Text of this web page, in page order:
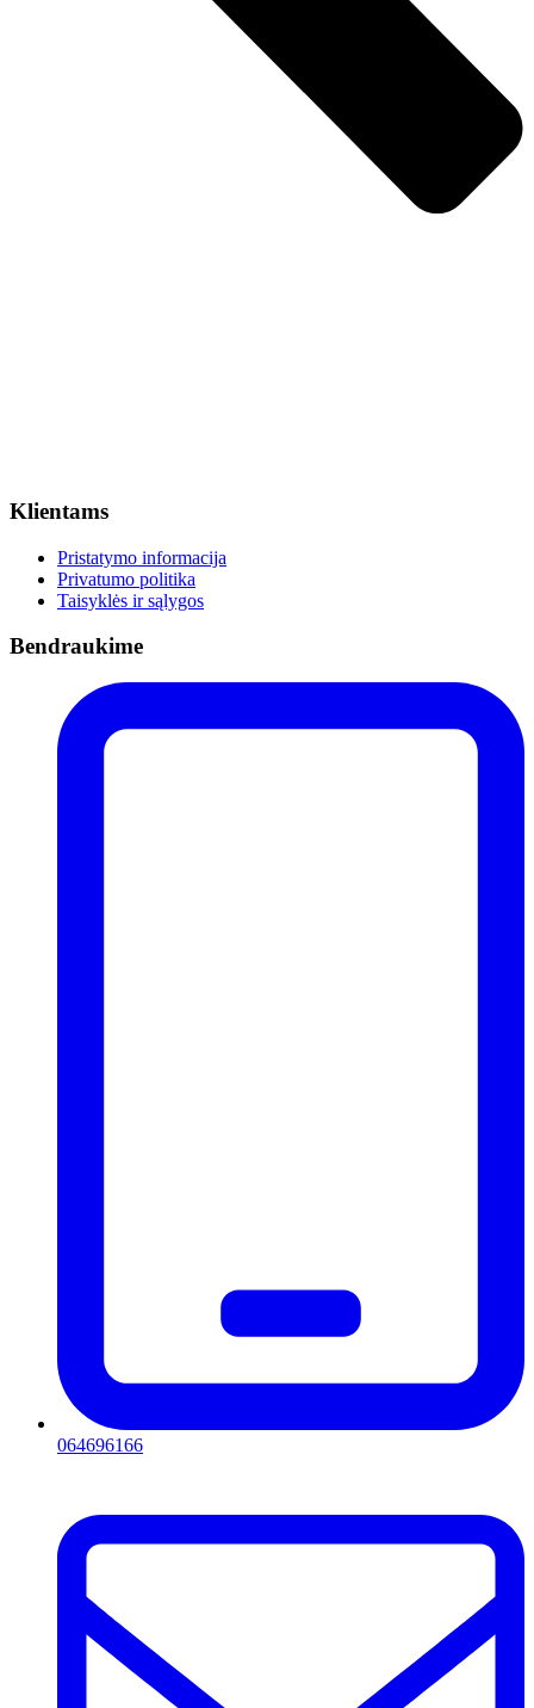
Klientams
Pristatymo informacija
Privatumo politika
Taisyklės ir sąlygos
Bendraukime
064696166